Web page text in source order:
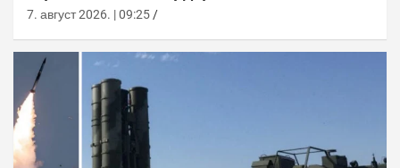
7. август 2026. | 09:25